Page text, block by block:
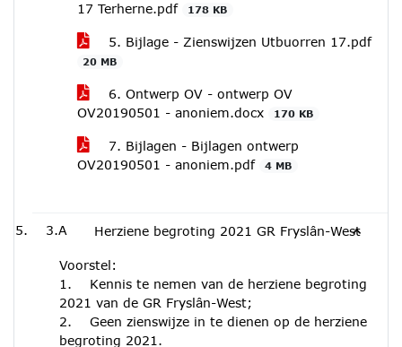
17 Terherne.pdf
178 KB
5. Bijlage - Zienswijzen Utbuorren 17.pdf
20 MB
6. Ontwerp OV - ontwerp OV
OV20190501 - anoniem.docx
170 KB
7. Bijlagen - Bijlagen ontwerp
OV20190501 - anoniem.pdf
4 MB
3.A Herziene begroting 2021 GR Fryslân-West
Voorstel:
1. Kennis te nemen van de herziene begroting
2021 van de GR Fryslân-West;
2. Geen zienswijze in te dienen op de herziene
begroting 2021.